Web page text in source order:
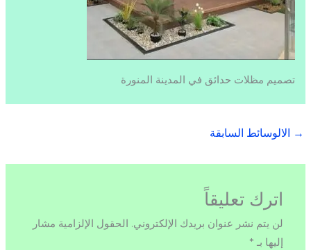
تصميم مظلات حدائق في المدينة المنورة
→ الالوسائط السابقة
اترك تعليقاً
لن يتم نشر عنوان بريدك الإلكتروني. الحقول الإلزامية مشار
إليها بـ *